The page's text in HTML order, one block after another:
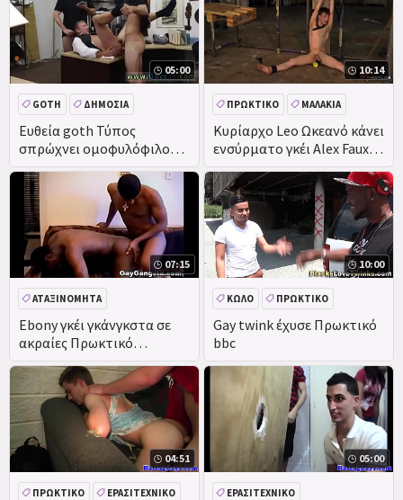
05:00
Ευθεία goth Τύπος
σπρώχνει ομοφυλόφιλος
γαμπρός να είναι, παίρνει
πρωκτικό πατήσαμε!
GOTH
ΔΗΜΌΣΙΑ
ΠΡΑΓΜΑΤΙΚΌΤΗΤΑ
10:14
Κυρίαρχο Leo Ωκεανό κάνει
ενσύρματο γκέι Alex Faux
Πρωκτικό βόλτα ψεύτικο
πέος
ΠΡΩΚΤΙΚΌ
ΜΑΛΑΚΊΑ
ΚΥΡΙΑΡΧΊΑ
BDSM
07:15
Ebony γκέι γκάνγκστα σε
ακραίες Πρωκτικό
Γαμημένο
ΑΤΑΞΙΝΌΜΗΤΑ
10:00
Gay twink έχυσε Πρωκτικό
bbc
ΚΏΛΟ
ΠΡΩΚΤΙΚΌ
ΜΑΎΡΟ
ΠΊΠΑ
04:51
ΠΡΩΚΤΙΚΌ
ΕΡΑΣΙΤΕΧΝΙΚΌ
05:00
ΕΡΑΣΙΤΕΧΝΙΚΌ